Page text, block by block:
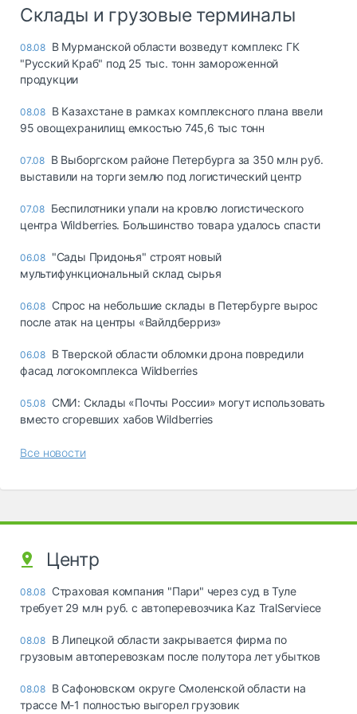
Склады и грузовые терминалы
08.08 В Мурманской области возведут комплекс ГК
"Русский Краб" под 25 тыс. тонн замороженной
продукции
08.08 В Казахстане в рамках комплексного плана ввели
95 овощехранилищ емкостью 745,6 тыс тонн
07.08 В Выборгском районе Петербурга за 350 млн руб.
выставили на торги землю под логистический центр
07.08 Беспилотники упали на кровлю логистического
центра Wildberries. Большинство товара удалось спасти
06.08 "Сады Придонья" строят новый
мультифункциональный склад сырья
06.08 Спрос на небольшие склады в Петербурге вырос
после атак на центры «Вайлдберриз»
06.08 В Тверской области обломки дрона повредили
фасад логокомплекса Wildberries
05.08 СМИ: Склады «Почты России» могут использовать
вместо сгоревших хабов Wildberries
Все новости
Центр
08.08 Страховая компания "Пари" через суд в Туле
требует 29 млн руб. с автоперевозчика Kaz TralServiece
08.08 В Липецкой области закрывается фирма по
грузовым автоперевозкам после полутора лет убытков
08.08 В Сафоновском округе Смоленской области на
трассе М-1 полностью выгорел грузовик